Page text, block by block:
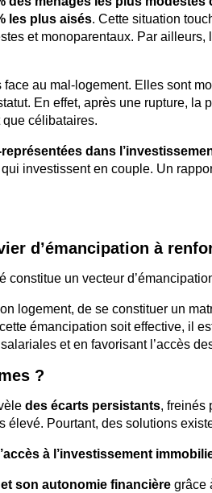
les plus aisés. Cette situation
et monoparentaux. Par
au mal-logement. Elles sont
En effet, après une rupture, la
célibataires.
dans
investissent en couple. Un
d’émancipation à
constitue un vecteur
logement, de se constituer un
émancipation soit effective, il
et en favorisant l’accès
?
des écarts persistants, freinés
Pourtant, des solutions
à l’investissement
son autonomie financière grâce